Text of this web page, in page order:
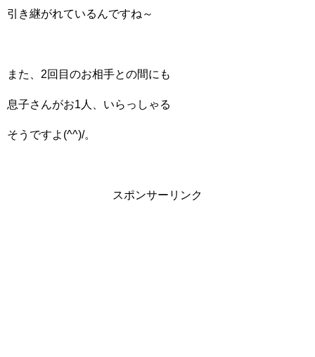
引き継がれているんですね～
また、2回目のお相手との間にも
息子さんがお1人、いらっしゃる
そうですよ(^^)/。
スポンサーリンク